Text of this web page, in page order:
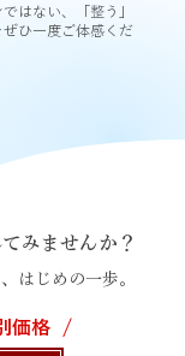
はない、「整う」
ひ一度ご体感くだ
みませんか？
はじめの一歩。
価格 /